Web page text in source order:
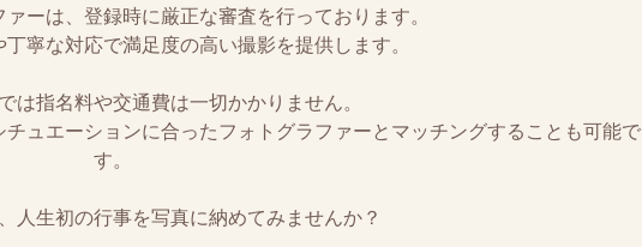
ーは、登録時に厳正な審査を行っております。
寧な対応で満足度の高い撮影を提供します。
は指名料や交通費は一切かかりません。
ュエーションに合ったフォトグラファーとマッチングすることも可能で
す。
人生初の行事を写真に納めてみませんか？